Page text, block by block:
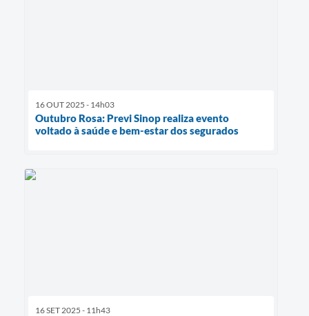
16 OUT 2025 - 14h03
Outubro Rosa: Previ Sinop realiza evento
voltado à saúde e bem-estar dos segurados
16 SET 2025 - 11h43